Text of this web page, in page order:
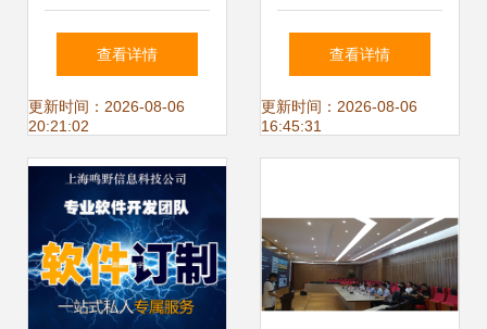
光电，加速晶圆级
光芯片在浙江软件
开发中的应用
查看详情
更新时间：2026-08-06
20:21:02
——五湖四海的声
音揭示浙江软件开
查看详情
更新时间：2026-08-06
16:45:31